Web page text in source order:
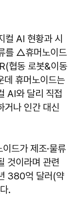
컬 AI 현황과 시
를 △휴머노이드
동 로봇&이동
데 휴머노이드는
AI와 달리 직접
거나 인간 대신
드가 제조·물류
것이라며 관련
380억 달러(약
.